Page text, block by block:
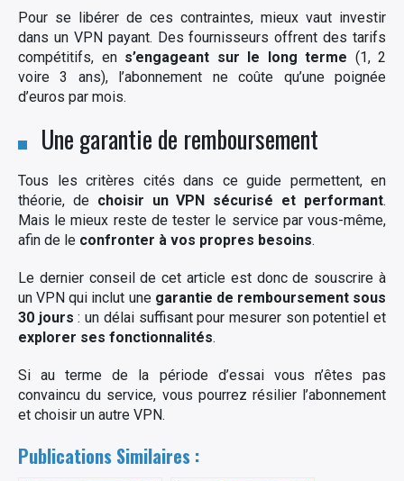
Pour se libérer de ces contraintes, mieux vaut investir
dans un VPN payant. Des fournisseurs offrent des tarifs
compétitifs, en s’engageant sur le long terme (1, 2
voire 3 ans), l’abonnement ne coûte qu’une poignée
d’euros par mois.
Une garantie de remboursement
Tous les critères cités dans ce guide permettent, en
théorie, de choisir un VPN sécurisé et performant.
Mais le mieux reste de tester le service par vous-même,
afin de le confronter à vos propres besoins.
Le dernier conseil de cet article est donc de souscrire à
un VPN qui inclut une garantie de remboursement sous
30 jours : un délai suffisant pour mesurer son potentiel et
explorer ses fonctionnalités.
Si au terme de la période d’essai vous n’êtes pas
convaincu du service, vous pourrez résilier l’abonnement
et choisir un autre VPN.
Publications Similaires :